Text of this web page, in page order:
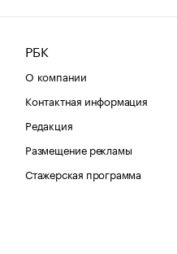
РБК
О компании
Контактная информация
Редакция
Размещение рекламы
Стажерская программа